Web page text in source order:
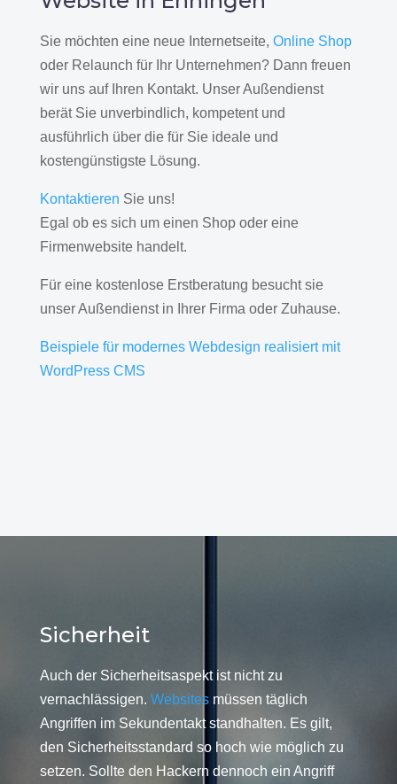
Sie möchten eine neue Internetseite, Online Shop
oder Relaunch für Ihr Unternehmen? Dann freuen
wir uns auf Ihren Kontakt. Unser Außendienst
berät Sie unverbindlich, kompetent und
ausführlich über die für Sie ideale und
kostengünstigste Lösung.
Kontaktieren Sie uns!
Egal ob es sich um einen Shop oder eine
Firmenwebsite handelt.
Für eine kostenlose Erstberatung besucht sie
unser Außendienst in Ihrer Firma oder Zuhause.
Beispiele für modernes Webdesign realisiert mit
WordPress CMS
Sicherheit
Auch der Sicherheitsaspekt ist nicht zu
vernachlässigen. Websitesmüssen täglich
Angriffen im Sekundentakt standhalten. Es gilt,
den Sicherheitsstandard so hoch wie möglich zu
setzen. Sollte den Hackern dennoch ein Angriff